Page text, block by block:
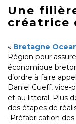
Une
créatrice
« Bretagne
Région pour
économique
d’ordre à faire
Daniel Cueff, vice-
et au littoral. Plus
des étapes de
-Préfabrication